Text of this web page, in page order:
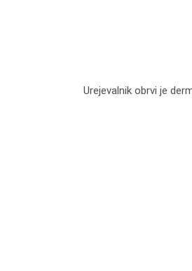
Urejevalnik obrvi je